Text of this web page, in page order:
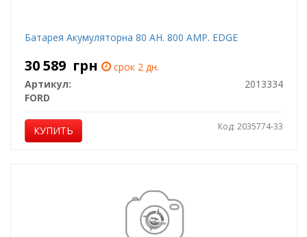
Батарея Акумуляторна 80 AH. 800 AMP. EDGE
30 589 грн
срок 2 дн.
Артикул:
2013334
FORD
КУПИТЬ Код: 2035774-33